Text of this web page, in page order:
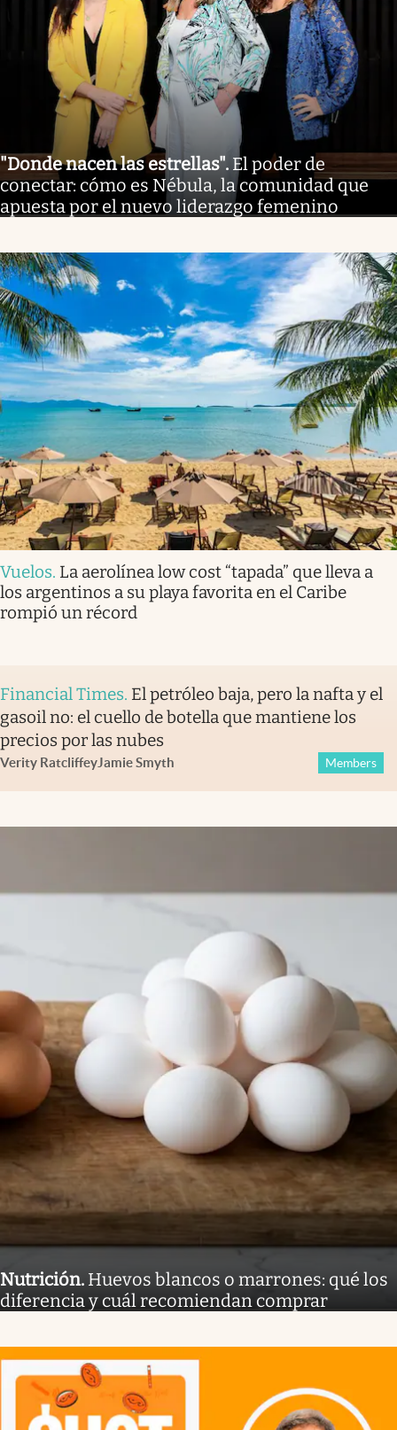
"Donde nacen las estrellas". El poder de
conectar: cómo es Nébula, la comunidad que
apuesta por el nuevo liderazgo femenino
Vuelos. La aerolínea low cost “tapada” que lleva a
los argentinos a su playa favorita en el Caribe
rompió un récord
Financial Times. El petróleo baja, pero la nafta y el
gasoil no: el cuello de botella que mantiene los
precios por las nubes
Verity RatcliffeyJamie Smyth Members
Nutrición. Huevos blancos o marrones: qué los
diferencia y cuál recomiendan comprar